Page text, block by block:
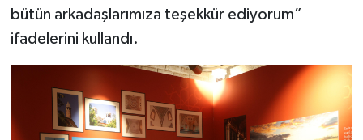
bütün arkadaşlarımıza teşekkür ediyorum”
ifadelerini kullandı.